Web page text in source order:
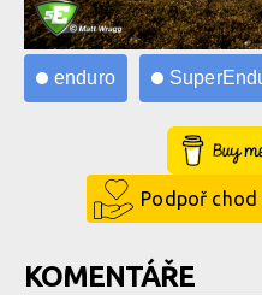
enduro
Buy
Podpoř chod
KOMENTÁŘE